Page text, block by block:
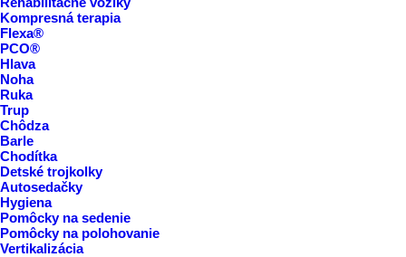
Kompresná terapia
Flexa®
PCO®
Hlava
Noha
Ruka
Trup
Chôdza
Barle
Chodítka
Detské trojkolky
Autosedačky
Hygiena
Pomôcky na sedenie
Pomôcky na polohovanie
Vertikalizácia